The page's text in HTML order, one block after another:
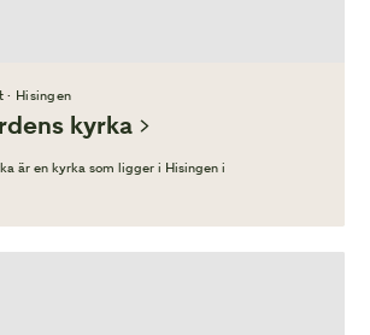
Hisingen
kyrka
är en kyrka som ligger i Hisingen i